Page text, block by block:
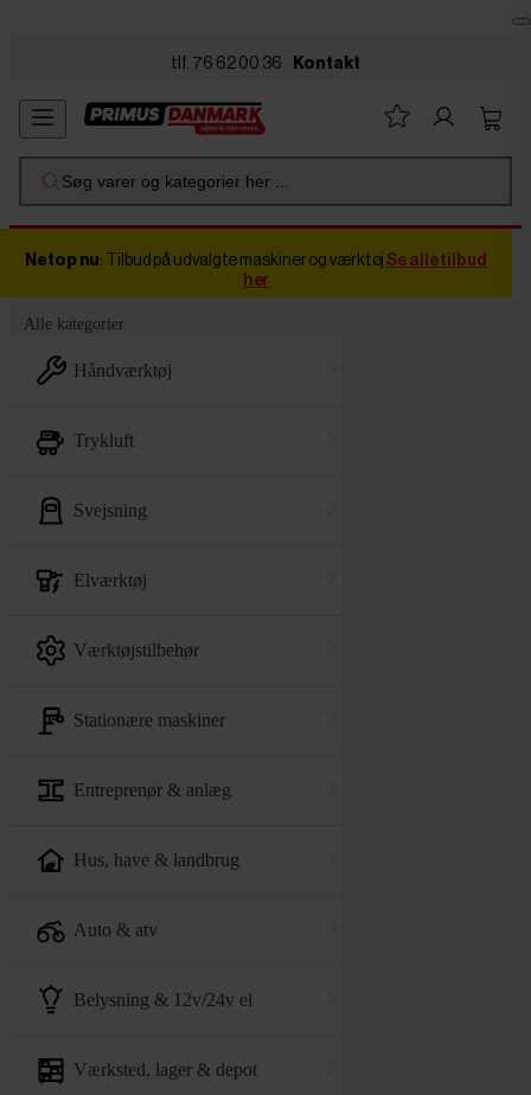
tlf. 76 62 00 36 Kontakt
Søg varer og kategorier her ...
Netop nu: Tilbud på udvalgte maskiner og værktøj Se alle tilbud
her
Alle kategorier
håndværktøj
trykluft
svejsning
elværktøj
værktøjstilbehør
stationære maskiner
entreprenør & anlæg
hus, have & landbrug
auto & atv
belysning & 12v/24v el
værksted, lager & depot